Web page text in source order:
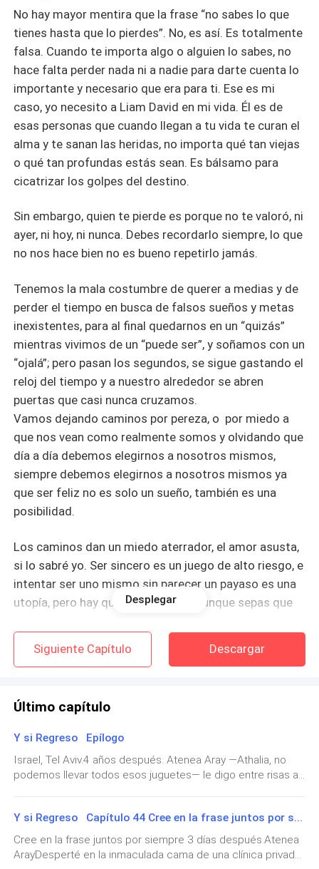
No hay mayor mentira que la frase “no sabes lo que
tienes hasta que lo pierdes”. No, es así. Es totalmente
falsa. Cuando te importa algo o alguien lo sabes, no
hace falta perder nada ni a nadie para darte cuenta lo
importante y necesario que era para ti. Ese es mi
caso, yo necesito a Liam David en mi vida. Él es de
esas personas que cuando llegan a tu vida te curan el
alma y te sanan las heridas, no importa qué tan viejas
o qué tan profundas estás sean. Es bálsamo para
cicatrizar los golpes del destino.
Sin embargo, quien te pierde es porque no te valoró, ni
ayer, ni hoy, ni nunca. Debes recordarlo siempre, lo que
no nos hace bien no es bueno repetirlo jamás.
Tenemos la mala costumbre de querer a medias y de
perder el tiempo en busca de falsos sueños y metas
inexistentes, para al final quedarnos en un “quizás”
mientras vivimos de un “puede ser”, y soñamos con un
“ojalá”; pero pasan los segundos, se sigue gastando el
reloj del tiempo y a nuestro alrededor se abren
puertas que casi nunca cruzamos.
Vamos dejando caminos por pereza, o por miedo a
que nos vean como realmente somos y olvidando que
día a día debemos elegirnos a nosotros mismos,
siempre debemos elegirnos a nosotros mismos ya
que ser feliz no es solo un sueño, también es una
posibilidad.
Los caminos dan un miedo aterrador, el amor asusta,
si lo sabré yo. Ser sincero es un juego de alto riesgo, e
intentar ser uno mismo sin parecer un payaso es una
utopía, pero hay que decir ese “sí” aunque sepas que
amenaza; porque muchas veces en esas dos letras va
la mayor felicidad de alguien a quien quieres con todo
importante que es para ti.
tenerlo cerca. Quiero que Liam David Aray sea mi casa
manos del destino.
Desplegar
Siguiente Capítulo Descargar
Último capítulo
Y si Regreso Epílogo
Israel, Tel Aviv.4 años después. Atenea Aray —Athalia, no
podemos llevar todos esos juguetes— le digo entre risas a
Teddy irá al pateo en avión, necesita conocer a mi tiito Toy.
—Ok, Teddy irá, pero los otros se quedan— concilio con ella
que se cruza de brazos enojada y zapatea en el piso para
demostrarme su inconformidad.—Los llevaremos todos—
Y si Regreso Capítulo 44 Cree en la frase juntos por siempre
Cree en la frase juntos por siempre 3 días después.Atenea
ArayDesperté en la inmaculada cama de una clínica privada.